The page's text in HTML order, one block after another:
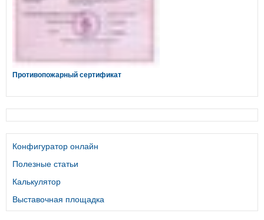
Противопожарный сертификат
Конфигуратор онлайн
Полезные статьи
Калькулятор
Выставочная площадка